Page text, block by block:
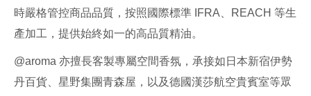
時嚴格管控商品品質，按照國際標準 IFRA、REACH 等生
產加工，提供始終如一的高品質精油。
@aroma 亦擅長客製專屬空間香氛，承接如日本新宿伊勢
丹百貨、星野集團青森屋，以及德國漢莎航空貴賓室等眾